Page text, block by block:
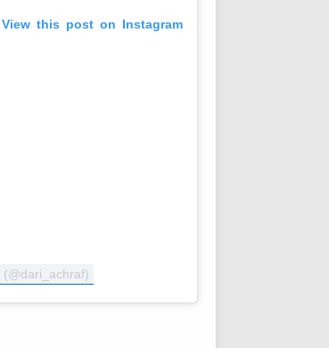
View this post on Instagram